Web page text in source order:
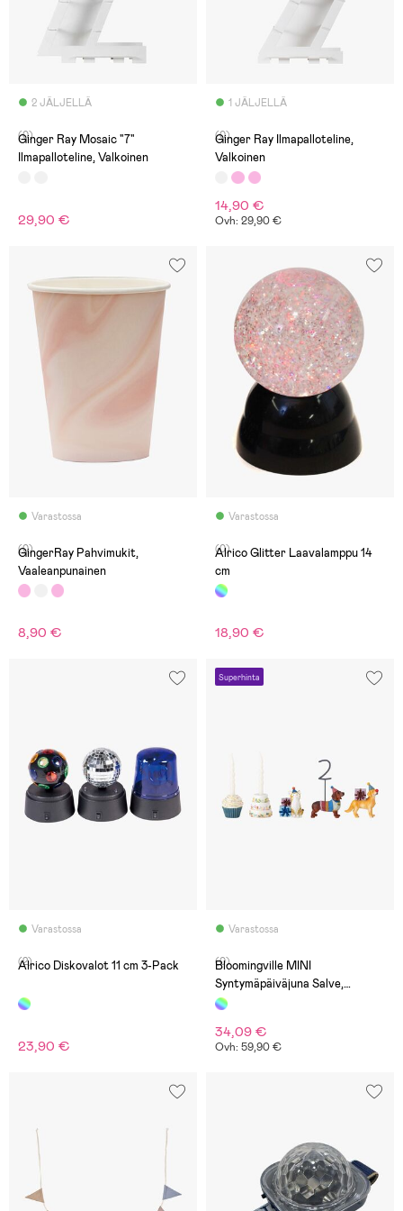
2 JÄLJELLÄ
(0)
Ginger Ray Mosaic "7"
Ilmapalloteline, Valkoinen
29,90 €
1 JÄLJELLÄ
(0)
Ginger Ray Ilmapalloteline,
Valkoinen
14,90 €
Ovh: 29,90 €
Varastossa
(0)
GingerRay Pahvimukit,
Vaaleanpunainen
8,90 €
Varastossa
(0)
Alrico Glitter Laavalamppu 14
cm
18,90 €
Varastossa
(2)
Alrico Diskovalot 11 cm 3-Pack
23,90 €
Superhinta
Varastossa
(0)
Bloomingville MINI
Syntymäpäiväjuna Salve,
Valkoinen
34,09 €
Ovh: 59,90 €